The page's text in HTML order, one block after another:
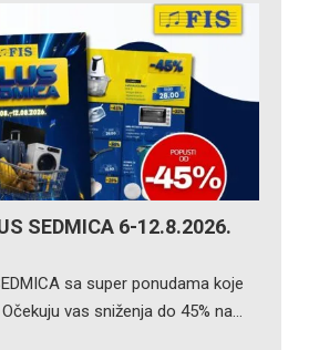
SEDMICA 6-12.8.2026.
sa super ponudama koje
vas sniženja do 45% na…